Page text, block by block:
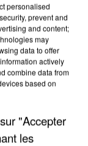
personalised
prevent and
and content;
may
data to offer
actively
combine data from
based on
"Accepter
les